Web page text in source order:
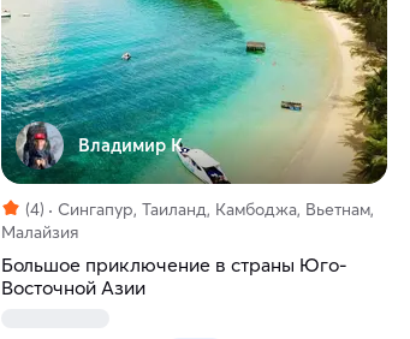
Владимир К.
(4)
Сингапур, Таиланд, Камбоджа, Вьетнам,
Малайзия
Большое приключение в страны Юго-
Восточной Азии